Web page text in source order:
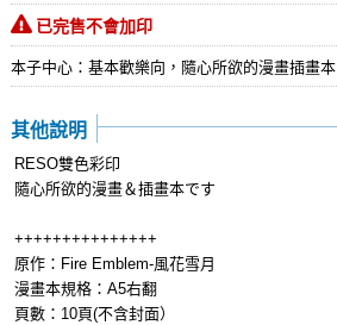
已完售不會加印
本子中心：基本歡樂向，隨心所欲的漫畫插畫本
其他說明
RESO雙色彩印
隨心所欲的漫畫＆插畫本です
+++++++++++++++
原作：Fire Emblem-風花雪月
漫畫本規格：A5右翻
頁數：10頁(不含封面）